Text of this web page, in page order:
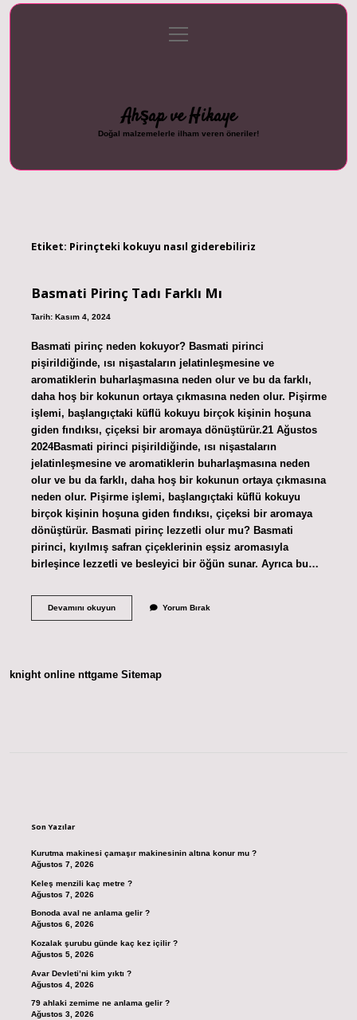
Gizlilik Politikası
menüyü
aç
Ahşap ve Hikaye
Doğal malzemelerle ilham veren öneriler!
Etiket: Pirinçteki kokuyu nasıl giderebiliriz
Basmati Pirinç Tadı Farklı Mı
Tarih: Kasım 4, 2024
Basmati pirinç neden kokuyor? Basmati pirinci
pişirildiğinde, ısı nişastaların jelatinleşmesine ve
aromatiklerin buharlaşmasına neden olur ve bu da farklı,
daha hoş bir kokunun ortaya çıkmasına neden olur. Pişirme
işlemi, başlangıçtaki küflü kokuyu birçok kişinin hoşuna
giden fındıksı, çiçeksi bir aromaya dönüştürür.21 Ağustos
2024Basmati pirinci pişirildiğinde, ısı nişastaların
jelatinleşmesine ve aromatiklerin buharlaşmasına neden
olur ve bu da farklı, daha hoş bir kokunun ortaya çıkmasına
neden olur. Pişirme işlemi, başlangıçtaki küflü kokuyu
birçok kişinin hoşuna giden fındıksı, çiçeksi bir aromaya
dönüştürür. Basmati pirinç lezzetli olur mu? Basmati
pirinci, kıyılmış safran çiçeklerinin eşsiz aromasıyla
birleşince lezzetli ve besleyici bir öğün sunar. Ayrıca bu…
Devamını okuyunBasmati
Yorum Bırak
knight online nttgame Sitemap
Son Yazılar
Kurutma makinesi çamaşır makinesinin altına konur mu ?
Ağustos 7, 2026
Keleş menzili kaç metre ?
Ağustos 7, 2026
Bonoda aval ne anlama gelir ?
Ağustos 6, 2026
Kozalak şurubu günde kaç kez içilir ?
Ağustos 5, 2026
Avar Devleti’ni kim yıktı ?
Ağustos 4, 2026
79 ahlaki zemime ne anlama gelir ?
Ağustos 3, 2026